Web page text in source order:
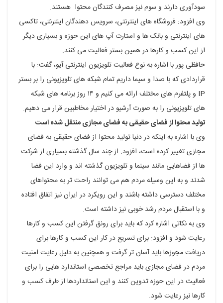
سودآوری دارند و سوم نیز مصرف کنندگان محتوا هستند.
وی افزود: فروشگاه های اینترنتی، سرویس دهندگان اینترنتی، تاکسی
های اینترنتی و بانک ها و استارت آپ های این حوزه و بسیاری دیگر
از این کسب و کارها در همین بستر فعالیت می کنند.
حافظی پور با اشاره به نوع فعالیت تلویزیون اینترنتی آیو، گفت: با
قراردادی که با صدا و سیما داریم تمام شبکه های تلویزیونی را بر بستر
IP و پلتفرم های مختلف ارائه می کنیم و ۱۴ روز برنامه های شبکه
های تلویزیونی را به صورت آرشیو در اختیار مخاطبین قرار می دهیم.
تولید محتوا از فضای حقیقی به فضای مجازی منتقل شده است
وی با اشاره به اینکه در دنیا تولید محتوا از فضای حقیقی به فضای
مجازی تغییر کرده است، افزود: از چند سال گذشته بسیاری از شرکت
ها از فضاهایی مانند سینما و تلویزیون گذشته اند و وارد این فضا
شدند و به این وسیله مردم هم می توانند راحت تر به محتواهای
مختلف دسترسی داشته باشند و این رویکرد در ایران نیز اتفاق افتاده
و با استقبال مردم رشد خوبی نیز داشته است.
وی به نکاتی اشاره کرد که باید برای رونق گرفتن این کسب و کارها
رعایت شود و افزود: برای تسریع در کار این کسب و کارها برای
دریافت مجوزها باید آسان تر گرفت و همچنین به دلیل رعایت امنیت
مردم در فضای مجازی باید مراجع تخصصی استاندارد هایی را برای
فعالیت در این حوزه تدوین کنند و این استانداردها از طرف کسب و
کارها نیز رعایت شود.